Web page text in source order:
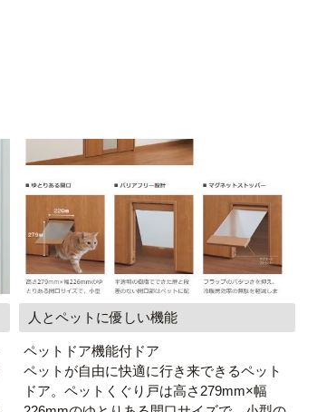
人とペットに優しい機能
ペットドア機能付ドア
ペットが自由に快適に行き来できるペット
ドア。ペットくぐり戸は高さ279mm×幅